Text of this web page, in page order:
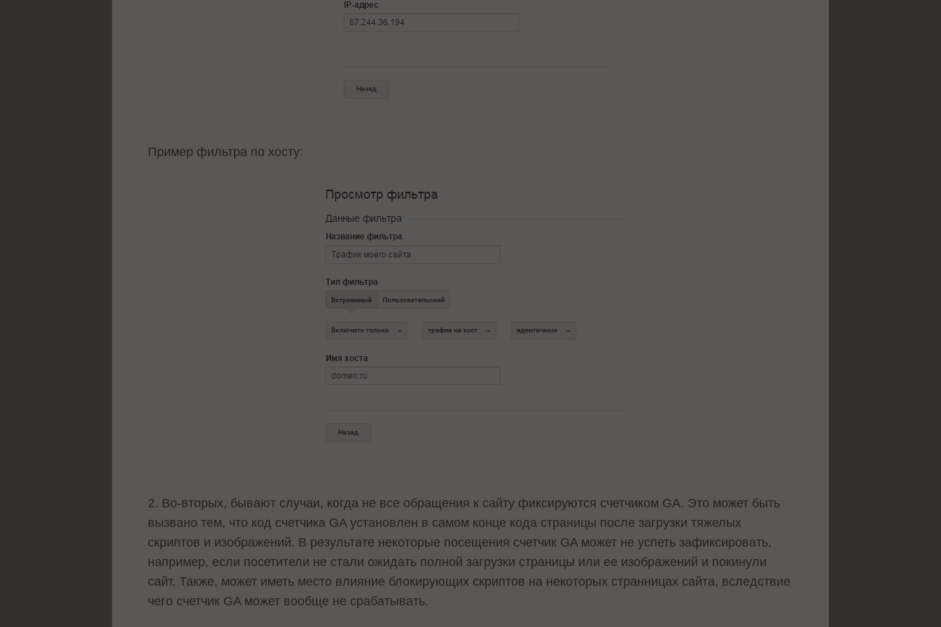
Пример фильтра по хосту:
2. Во-вторых, бывают случаи, когда не все обращения к сайту фиксируются счетчиком GA. Это может быть
вызвано тем, что код счетчика GA установлен в самом конце кода страницы после загрузки тяжелых
скриптов и изображений. В результате некоторые посещения счетчик GA может не успеть зафиксировать,
например, если посетители не стали ожидать полной загрузки страницы или ее изображений и покинули
сайт. Также, может иметь место влияние блокирующих скриптов на некоторых странницах сайта, вследствие
чего счетчик GA может вообще не срабатывать.